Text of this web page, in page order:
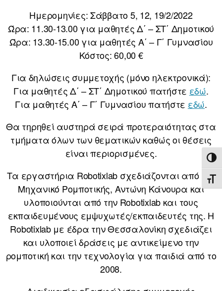
Ημερομηνίες: Σάββατο 5, 12, 19/2/2022
Ώρα: 11.30-13.00 για μαθητές Δ΄ – ΣΤ΄ Δημοτικού
Ώρα: 13.30-15.00 για μαθητές Α΄ – Γ΄ Γυμνασίου
Κόστος: 60,00 €
Για δηλώσεις συμμετοχής (μόνο ηλεκτρονικά):
Για μαθητές Δ΄ – ΣΤ΄ Δημοτικού πατήστε εδώ.
Για μαθητές Α΄ – Γ΄ Γυμνασίου πατήστε εδώ.
Θα τηρηθεί αυστηρά σειρά προτεραιότητας στα
τμήματα όλων των θεματικών καθώς οι θέσεις
είναι περιορισμένες.
Τα εργαστήρια Robotixlab σχεδιάζονται από τον
Μηχανικό Ρομποτικής, Αντώνη Κάνουρα και
υλοποιούνται από την Robotixlab και τους
εκπαιδευμένους εμψυχωτές/εκπαιδευτές της. Η
Robotixlab με έδρα την Θεσσαλονίκη σχεδιάζει
και υλοποιεί δράσεις με αντικείμενο την
ρομποτική και την τεχνολογία για παιδιά από το
2008.